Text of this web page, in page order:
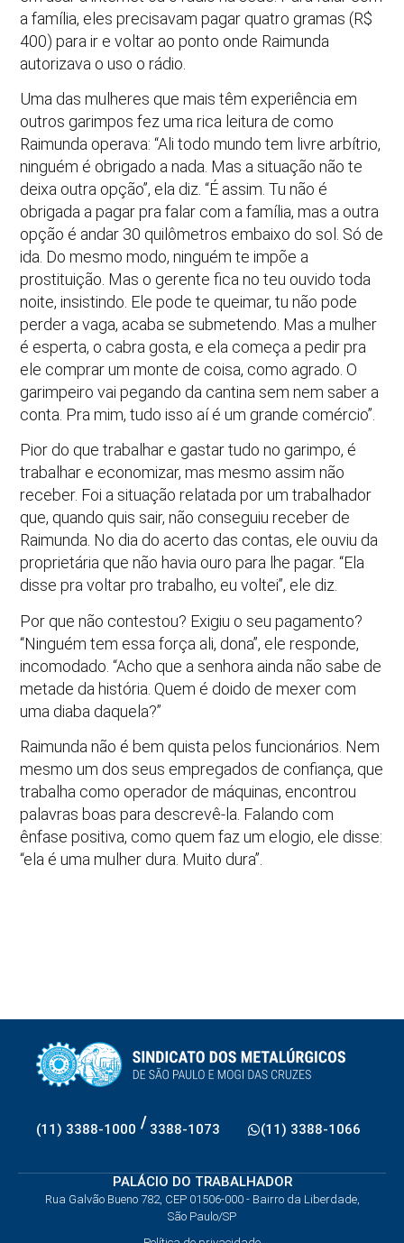
a família, eles precisavam pagar quatro gramas (R$
400) para ir e voltar ao ponto onde Raimunda
autorizava o uso o rádio.
Uma das mulheres que mais têm experiência em
outros garimpos fez uma rica leitura de como
Raimunda operava: “Ali todo mundo tem livre arbítrio,
ninguém é obrigado a nada. Mas a situação não te
deixa outra opção”, ela diz. “É assim. Tu não é
obrigada a pagar pra falar com a família, mas a outra
opção é andar 30 quilômetros embaixo do sol. Só de
ida. Do mesmo modo, ninguém te impõe a
prostituição. Mas o gerente fica no teu ouvido toda
noite, insistindo. Ele pode te queimar, tu não pode
perder a vaga, acaba se submetendo. Mas a mulher
é esperta, o cabra gosta, e ela começa a pedir pra
ele comprar um monte de coisa, como agrado. O
garimpeiro vai pegando da cantina sem nem saber a
conta. Pra mim, tudo isso aí é um grande comércio”.
Pior do que trabalhar e gastar tudo no garimpo, é
trabalhar e economizar, mas mesmo assim não
receber. Foi a situação relatada por um trabalhador
que, quando quis sair, não conseguiu receber de
Raimunda. No dia do acerto das contas, ele ouviu da
proprietária que não havia ouro para lhe pagar. “Ela
disse pra voltar pro trabalho, eu voltei”, ele diz.
Por que não contestou? Exigiu o seu pagamento?
“Ninguém tem essa força ali, dona”, ele responde,
incomodado. “Acho que a senhora ainda não sabe de
metade da história. Quem é doido de mexer com
uma diaba daquela?”
Raimunda não é bem quista pelos funcionários. Nem
mesmo um dos seus empregados de confiança, que
trabalha como operador de máquinas, encontrou
palavras boas para descrevê-la. Falando com
ênfase positiva, como quem faz um elogio, ele disse:
“ela é uma mulher dura. Muito dura”.
(11) 3388-1000 / 3388-1073 (11) 3388-1066
PALÁCIO DO TRABALHADOR
Rua Galvão Bueno 782, CEP 01506-000 - Bairro da Liberdade,
São Paulo/SP